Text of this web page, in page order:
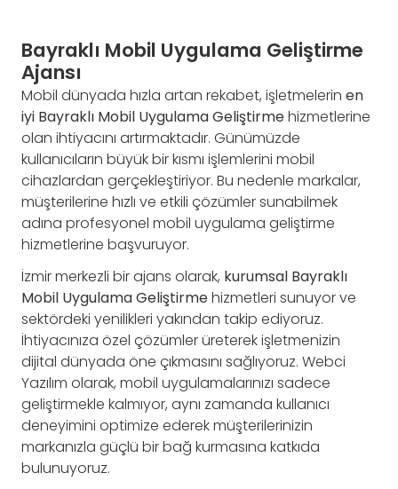
Bayraklı Mobil Uygulama Geliştirme
Ajansı
Mobil dünyada hızla artan rekabet, işletmelerin en
iyi Bayraklı Mobil Uygulama Geliştirmehizmetlerine
olan ihtiyacını artırmaktadır. Günümüzde
kullanıcıların büyük bir kısmı işlemlerini mobil
cihazlardan gerçekleştiriyor. Bu nedenle markalar,
müşterilerine hızlı ve etkili çözümler sunabilmek
adına profesyonel mobil uygulama geliştirme
hizmetlerine başvuruyor.
İzmir merkezli bir ajans olarak, kurumsal Bayraklı
Mobil Uygulama Geliştirmehizmetleri sunuyor ve
sektördeki yenilikleri yakından takip ediyoruz.
İhtiyacınıza özel çözümler üreterek işletmenizin
dijital dünyada öne çıkmasını sağlıyoruz. Webci
Yazılım olarak, mobil uygulamalarınızı sadece
geliştirmekle kalmıyor, aynı zamanda kullanıcı
deneyimini optimize ederek müşterilerinizin
markanızla güçlü bir bağ kurmasına katkıda
bulunuyoruz.